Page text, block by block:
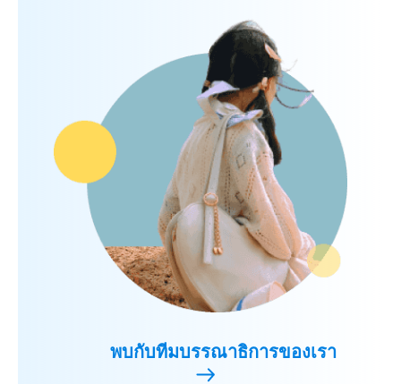
พบกับทีมบรรณาธิการของเรา